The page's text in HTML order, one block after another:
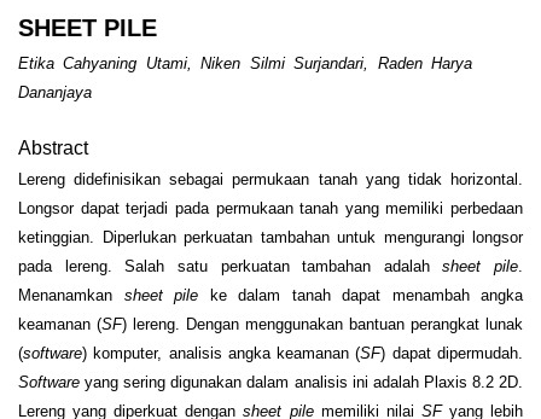
SHEET PILE
Etika Cahyaning Utami, Niken Silmi Surjandari, Raden Harya
Dananjaya
Abstract
Lereng didefinisikan sebagai permukaan tanah yang tidak horizontal.
Longsor dapat terjadi pada permukaan tanah yang memiliki perbedaan
ketinggian. Diperlukan perkuatan tambahan untuk mengurangi longsor
pada lereng. Salah satu perkuatan tambahan adalahsheet pile.
Menanamkan sheet pile
ke dalam tanah dapat menambah angka
keamanan (SF) lereng. Dengan menggunakan bantuan perangkat lunak
(software) komputer, analisis angka keamanan (SF) dapat dipermudah.
Softwareyang sering digunakan dalam analisis ini adalah Plaxis 8.2 2D.
Lereng yang diperkuat dengansheet pile memiliki nilai SF yang lebih